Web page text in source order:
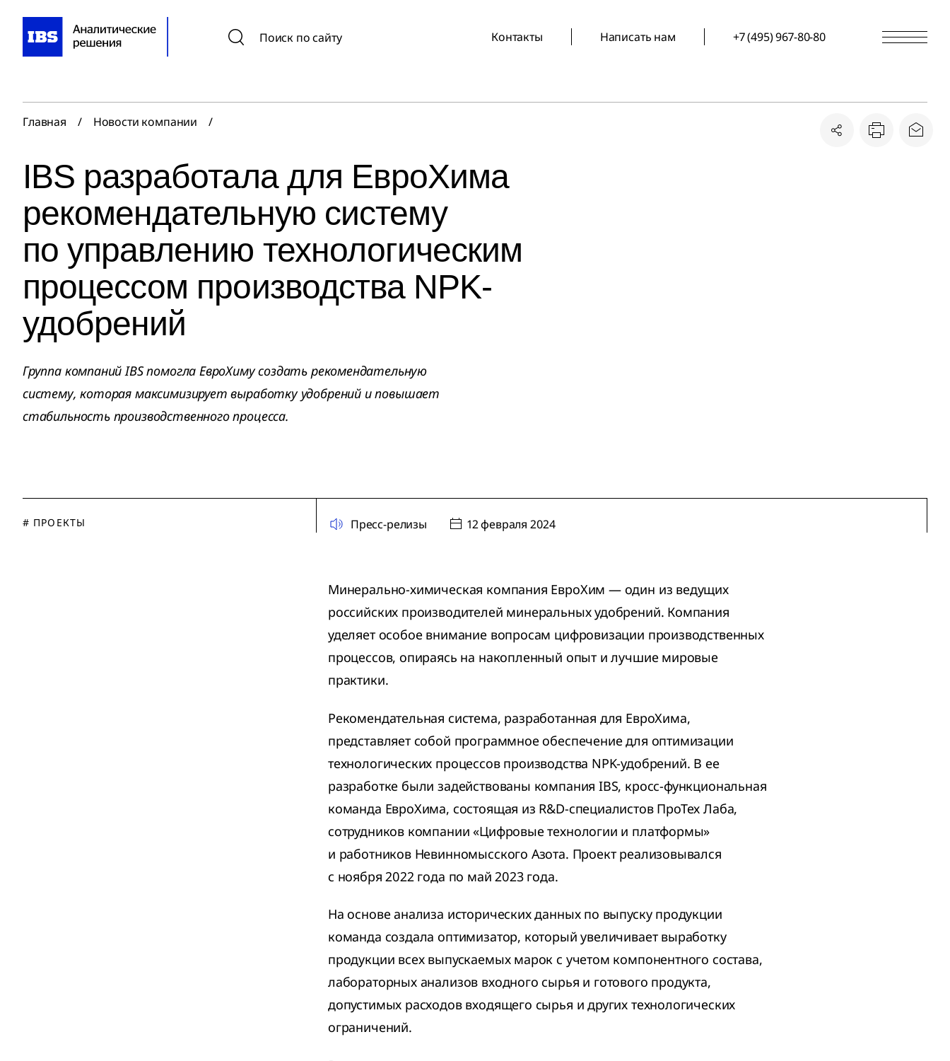
Поиск по сайту Контакты Написать нам +7 (495) 967-80-80
Главная / Новости компании /
IBS разработала для ЕвроХима
рекомендательную систему
по управлению технологическим
процессом производства NPK-
удобрений
Группа компаний IBS помогла ЕвроХиму создать рекомендательную
систему, которая максимизирует выработку удобрений и повышает
стабильность производственного процесса.
# ПРОЕКТЫ Пресс-релизы 12 февраля 2024
Минерально-химическая компания ЕвроХим — один из ведущих
российских производителей минеральных удобрений. Компания
уделяет особое внимание вопросам цифровизации производственных
процессов, опираясь на накопленный опыт и лучшие мировые
практики.
Рекомендательная система, разработанная для ЕвроХима,
представляет собой программное обеспечение для оптимизации
технологических процессов производства NPK-удобрений. В ее
разработке были задействованы компания IBS, кросс-функциональная
команда ЕвроХима, состоящая из R&D-специалистов ПроТех Лаба,
сотрудников компании «Цифровые технологии и платформы»
и работников Невинномысского Азота. Проект реализовывался
с ноября 2022 года по май 2023 года.
На основе анализа исторических данных по выпуску продукции
команда создала оптимизатор, который увеличивает выработку
продукции всех выпускаемых марок с учетом компонентного состава,
лабораторных анализов входного сырья и готового продукта,
допустимых расходов входящего сырья и других технологических
ограничений.